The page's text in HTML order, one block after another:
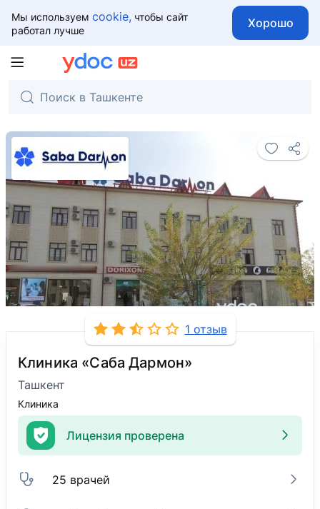
Мы используем cookie, чтобы сайт
работал лучше
Хорошо
1 отзыв
Клиника «Саба Дармон»
Ташкент
Клиника
Лицензия проверена
25 врачей